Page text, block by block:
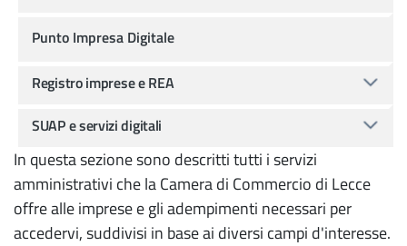
In questa sezione sono descritti tutti i servizi
amministrativi che la Camera di Commercio di Lecce
offre alle imprese e gli adempimenti necessari per
accedervi, suddivisi in base ai diversi campi d'interesse.
Punto Impresa Digitale
Registro imprese e REA
SUAP e servizi digitali